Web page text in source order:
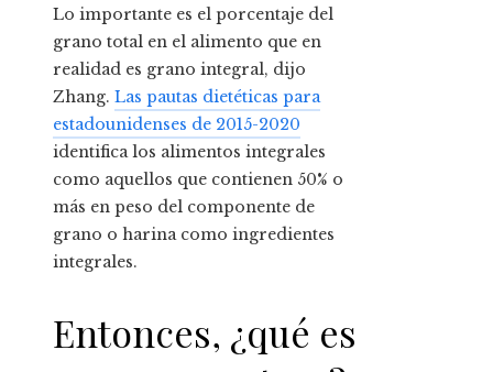
Lo importante es el porcentaje del
grano total en el alimento que en
realidad es grano integral, dijo
Zhang. Las pautas dietéticas para
estadounidenses de 2015-2020
identifica los alimentos integrales
como aquellos que contienen 50% o
más en peso del componente de
grano o harina como ingredientes
integrales.
Entonces, ¿qué es